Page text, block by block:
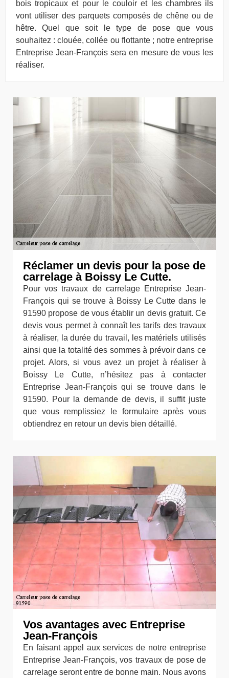
bois tropicaux et pour le couloir et les chambres ils
vont utiliser des parquets composés de chêne ou de
hêtre. Quel que soit le type de pose que vous
souhaitez : clouée, collée ou flottante ; notre entreprise
Entreprise Jean-François sera en mesure de vous les
réaliser.
Réclamer un devis pour la pose de
carrelage à Boissy Le Cutte.
Pour vos travaux de carrelage Entreprise Jean-
François qui se trouve à Boissy Le Cutte dans le
91590 propose de vous établir un devis gratuit. Ce
devis vous permet à connaît les tarifs des travaux
à réaliser, la durée du travail, les matériels utilisés
ainsi que la totalité des sommes à prévoir dans ce
projet. Alors, si vous avez un projet à réaliser à
Boissy Le Cutte, n’hésitez pas à contacter
Entreprise Jean-François qui se trouve dans le
91590. Pour la demande de devis, il suffit juste
que vous remplissiez le formulaire après vous
obtiendrez en retour un devis bien détaillé.
Vos avantages avec Entreprise
Jean-François
En faisant appel aux services de notre entreprise
Entreprise Jean-François, vos travaux de pose de
carrelage seront entre de bonne main. Nous avons